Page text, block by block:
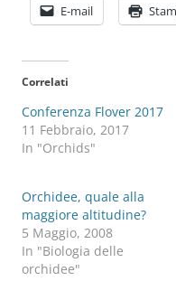
E-mail
Correlati
Conferenza Flover 2017
11 Febbraio, 2017
In "Orchids"
Orchidee, quale alla
maggiore altitudine?
5 Maggio, 2008
In "Biologia delle
orchidee"